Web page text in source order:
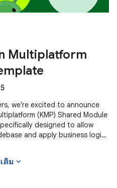
Multiplatform
we’re excited to announce
(KMP) Shared Module
designed to allow
and apply business logic
ติม expand_more